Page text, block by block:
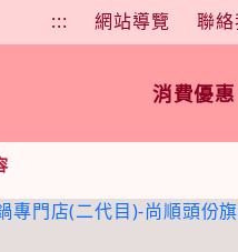
::: 網站導覽 聯
消費優惠